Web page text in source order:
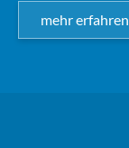
mehr erfahren